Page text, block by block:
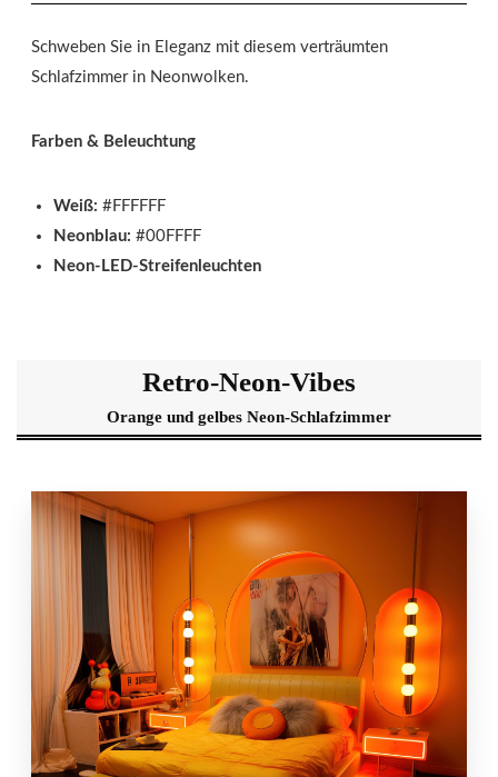
Schweben Sie in Eleganz mit diesem verträumten
Schlafzimmer in Neonwolken.
Farben & Beleuchtung
Weiß: #FFFFFF
Neonblau:#00FFFF
Neon-LED-Streifenleuchten
Retro-Neon-Vibes
Orange und gelbes Neon-Schlafzimmer